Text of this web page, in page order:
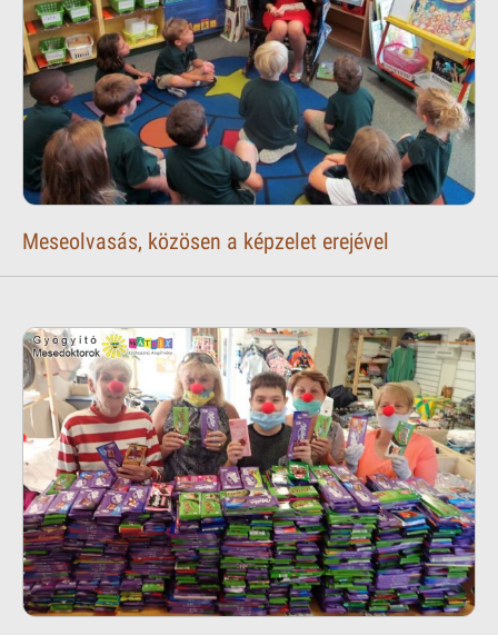
Meseolvasás, közösen a képzelet erejével